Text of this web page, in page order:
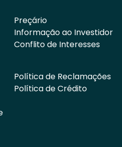
Preçário
Informação ao Investidor
Conflito de Interesses
Política de Reclamações
Política de Crédito